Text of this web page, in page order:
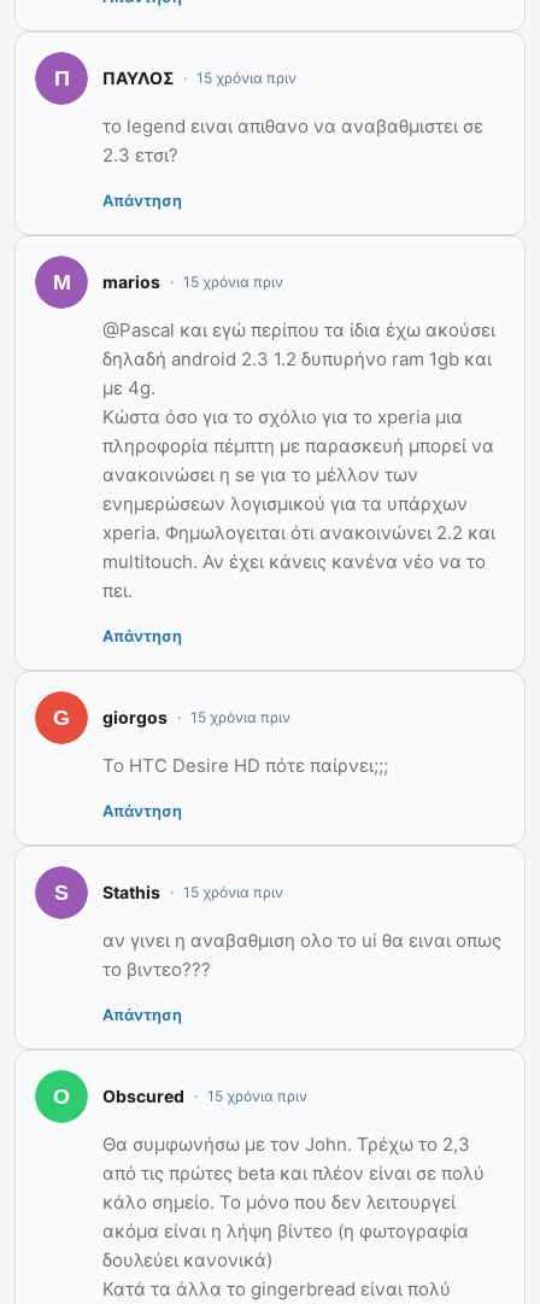
ΠΑΥΛΟΣ 15 χρόνια πριν
το legend ειναι απιθανο να αναβαθμιστει σε
2.3 ετσι?
Απάντηση
marios 15 χρόνια πριν
@Pascal και εγώ περίπου τα ίδια έχω ακούσει
δηλαδή android 2.3 1.2 δυπυρήνο ram 1gb και
με 4g.
Κώστα όσο για το σχόλιο για το xperia μια
πληροφορία πέμπτη με παρασκευή μπορεί να
ανακοινώσει η se για το μέλλον των
ενημερώσεων λογισμικού για τα υπάρχων
xperia. Φημωλογειται ότι ανακοινώνει 2.2 και
multitouch. Αν έχει κάνεις κανένα νέο να το
πει.
Απάντηση
giorgos 15 χρόνια πριν
Το HTC Desire HD πότε παίρνει;;;
Απάντηση
Stathis 15 χρόνια πριν
αν γινει η αναβαθμιση ολο το ui θα ειναι οπως
το βιντεο???
Απάντηση
Obscured 15 χρόνια πριν
Θα συμφωνήσω με τον John. Τρέχω το 2,3
από τις πρώτες beta και πλέον είναι σε πολύ
κάλο σημείο. Το μόνο που δεν λειτουργεί
ακόμα είναι η λήψη βίντεο (η φωτογραφία
δουλεύει κανονικά)
Κατά τα άλλα το gingerbread είναι πολύ